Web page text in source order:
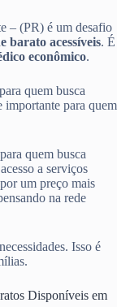
– (PR) é um desafio
barato acessíveis. É
econômico.
quem busca
importante para quem
quem busca
a serviços
um preço mais
na rede
Isso é
Disponíveis em